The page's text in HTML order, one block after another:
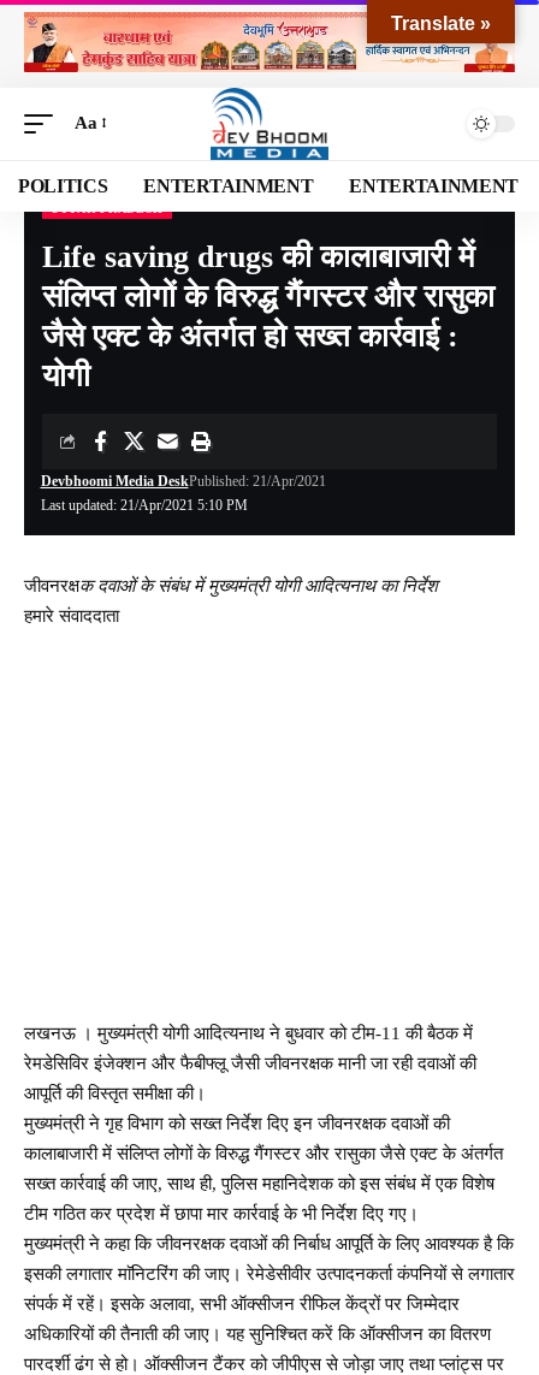
Aa
POLITICS ENTERTAINMENT ENTERTAINMENT
Devbhoomi Media > NATIONAL >Uttar Pradesh>Life saving drugs की कालाबाजारी में संलिप्त लोगों के विरुद्ध गैंगस्टर और रासुका जैसे एक्ट के अंतर्गत हो सख्त कार्रवाई : योगी
Life saving drugs की कालाबाजारी में
संलिप्त लोगों के विरुद्ध गैंगस्टर और रासुका
जैसे एक्ट के अंतर्गत हो सख्त कार्रवाई :
योगी
Last updated: 21/Apr/2021 5:10 PM
Devbhoomi Media DeskPublished: 21/Apr/2021
जीवनरक्षक दवाओं के संबंध में मुख्यमंत्री योगी आदित्यनाथ का निर्देश
हमारे संवाददाता
लखनऊ । मुख्यमंत्री योगी आदित्यनाथ ने बुधवार को टीम-11 की बैठक में
रेमडेसिविर इंजेक्शन और फैबीफ्लू जैसी जीवनरक्षक मानी जा रही दवाओं की
आपूर्ति की विस्तृत समीक्षा की।
मुख्यमंत्री ने गृह विभाग को सख्त निर्देश दिए इन जीवनरक्षक दवाओं की
कालाबाजारी में संलिप्त लोगों के विरुद्ध गैंगस्टर और रासुका जैसे एक्ट के अंतर्गत
सख्त कार्रवाई की जाए, साथ ही, पुलिस महानिदेशक को इस संबंध में एक विशेष
टीम गठित कर प्रदेश में छापा मार कार्रवाई के भी निर्देश दिए गए।
मुख्यमंत्री ने कहा कि जीवनरक्षक दवाओं की निर्बाध आपूर्ति के लिए आवश्यक है कि
इसकी लगातार माॅनिटरिंग की जाए। रेमेडेसीवीर उत्पादनकर्ता कंपनियों से लगातार
संपर्क में रहें। इसके अलावा, सभी ऑक्सीजन रीफिल केंद्रों पर जिम्मेदार
अधिकारियों की तैनाती की जाए। यह सुनिश्चित करें कि ऑक्सीजन का वितरण
पारदर्शी ढंग से हो। ऑक्सीजन टैंकर को जीपीएस से जोड़ा जाए तथा प्लांट्स पर
Translate »